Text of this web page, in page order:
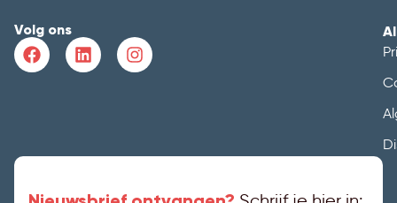
Volg ons